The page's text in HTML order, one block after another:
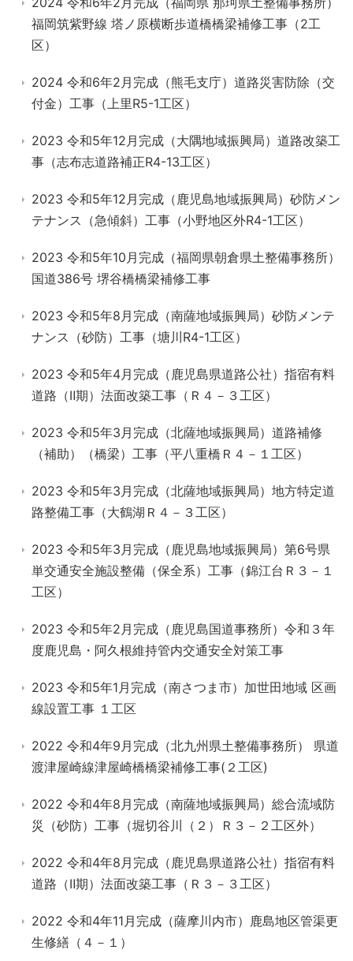
福岡筑紫野線 塔ノ原横断歩道橋橋梁補修工事（2工
区）
2024 令和6年2月完成（熊毛支庁）道路災害防除（交
付金）工事（上里R5-1工区）
2023 令和5年12月完成（大隅地域振興局）道路改築工
事（志布志道路補正R4-13工区）
2023 令和5年12月完成（鹿児島地域振興局）砂防メン
テナンス（急傾斜）工事（小野地区外R4-1工区）
2023 令和5年10月完成（福岡県朝倉県土整備事務所）
国道386号 堺谷橋橋梁補修工事
2023 令和5年8月完成（南薩地域振興局）砂防メンテ
ナンス（砂防）工事（塘川R4-1工区）
2023 令和5年4月完成（鹿児島県道路公社）指宿有料
道路（Ⅱ期）法面改築工事（Ｒ４－３工区）
2023 令和5年3月完成（北薩地域振興局）道路補修
（補助）（橋梁）工事（平八重橋Ｒ４－１工区）
2023 令和5年3月完成（北薩地域振興局）地方特定道
路整備工事（大鶴湖Ｒ４－３工区）
2023 令和5年3月完成（鹿児島地域振興局）第6号県
単交通安全施設整備（保全系）工事（錦江台Ｒ３－１
工区）
2023 令和5年2月完成（鹿児島国道事務所）令和３年
度鹿児島・阿久根維持管内交通安全対策工事
2023 令和5年1月完成（南さつま市）加世田地域 区画
線設置工事 １工区
2022 令和4年9月完成（北九州県土整備事務所） 県道
渡津屋崎線津屋崎橋橋梁補修工事(２工区)
2022 令和4年8月完成（南薩地域振興局）総合流域防
災（砂防）工事（堀切谷川（２）Ｒ３－２工区外）
2022 令和4年8月完成（鹿児島県道路公社）指宿有料
道路（Ⅱ期）法面改築工事（Ｒ３－３工区）
2022 令和4年11月完成（薩摩川内市）鹿島地区管渠更
生修繕（４－１）